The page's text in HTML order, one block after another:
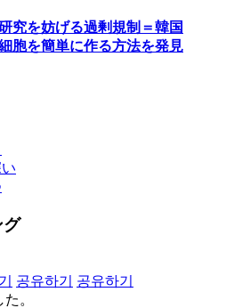
究を妨げる過剰規制＝韓国
胞を簡単に作る方法を発見
グ
공유하기
공유하기
。